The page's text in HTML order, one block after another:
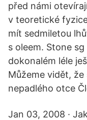
před námi
v teoretické
mít sedmiletou
s oleem. Stone
dokonalém léle
Můžeme vidět,
nepadlého otce
Jan 03, 2008 ·